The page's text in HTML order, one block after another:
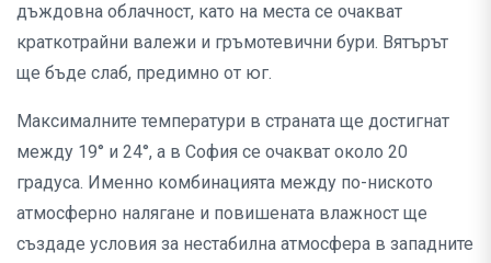
дъждовна облачност, като на места се очакват
краткотрайни валежи и гръмотевични бури. Вятърът
ще бъде слаб, предимно от юг.
Максималните температури в страната ще достигнат
между 19° и 24°, а в София се очакват около 20
градуса. Именно комбинацията между по-ниското
атмосферно налягане и повишената влажност ще
създаде условия за нестабилна атмосфера в западните